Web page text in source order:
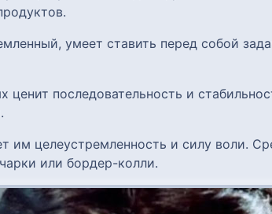
умеет ставить перед собой
ценит последовательность и
им целеустремленность и силу воли.
или бордер-колли.